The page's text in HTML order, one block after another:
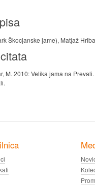
Škocjanske jame), Matjaž
M. 2010: Velika jama na